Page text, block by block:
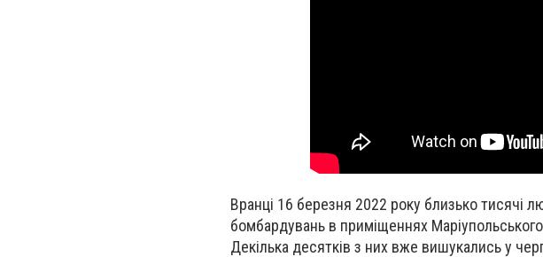
Вранці 16 березня 2022 року близько тисячі
бомбардувань в приміщеннях
Декілька десятків з них вже вишукались у